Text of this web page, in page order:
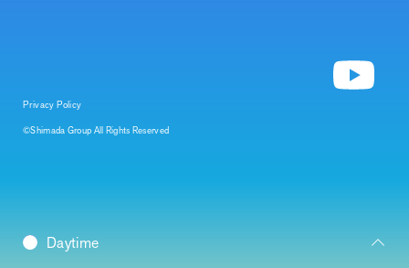
Daybreak
Daytime
Privacy Policy
©Shimada Group All Rights Reserved